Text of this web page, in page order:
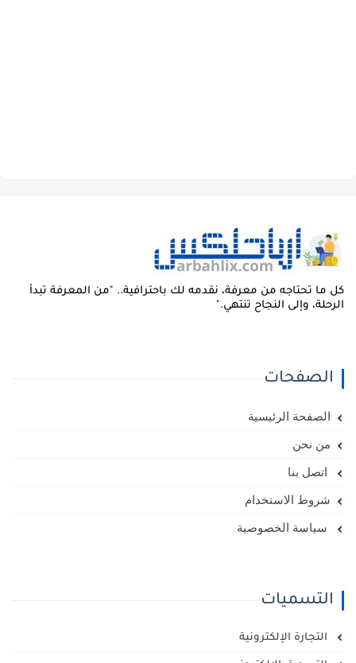
ما تحتاجه من معرفة، نقدمه لك باحترافية.. "من المعرفة تبدأ
وإلى النجاح تنتهي."
الصفحات
الصفحة الرئيسية
من نحن
اتصل بنا
شروط الاستخدام
سياسة الخصوصية
التسميات
التجارة الإلكترونية